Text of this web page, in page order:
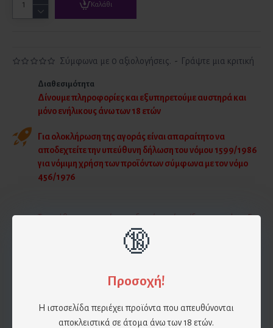
🔞
Προσοχή!
Η ιστοσελίδα περιέχει προϊόντα που απευθύνονται
αποκλειστικά σε άτομα άνω των 18 ετών.
Σύμφωνα με 0 αξιολογήσεις. - Γράψτε μια κριτική
Καλάθι
Διαθεσιμότητα
Δίνουμε πληροφορίες και εξυπηρετούμε αυστηρά και
μόνο ενήλικους άνω των 18 ετών
Για ολοκλήρωση της αγοράς είναι απαραίτητο να
αποδεχτείτε την υπεύθυνη δήλωση του νόμου 1599/1986
για νόμιμη χρήση των προϊόντων σύμφωνα με τον νόμο
456/1976
Το απόθεμα στο κατάστημα δεν είναι πάντα ίδιο με το eshop. Για
να είστε σίγουροι ότι θα βρείτε αυτό που θέλετε, επικοινωνήστε
μαζί μας τηλεφωνικά πριν την επίσκεψή σας.
Πακέτο Πυροτεχνημάτων "Φώς"